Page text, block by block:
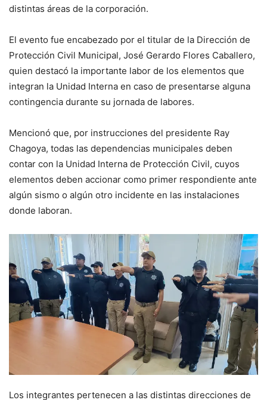
distintas áreas de la corporación.
El evento fue encabezado por el titular de la Dirección de
Protección Civil Municipal, José Gerardo Flores Caballero,
quien destacó la importante labor de los elementos que
integran la Unidad Interna en caso de presentarse alguna
contingencia durante su jornada de labores.
Mencionó que, por instrucciones del presidente Ray
Chagoya, todas las dependencias municipales deben
contar con la Unidad Interna de Protección Civil, cuyos
elementos deben accionar como primer respondiente ante
algún sismo o algún otro incidente en las instalaciones
donde laboran.
Los integrantes pertenecen a las distintas direcciones de